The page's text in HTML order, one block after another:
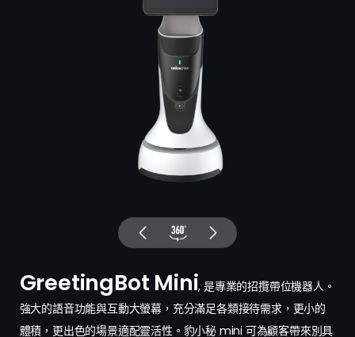
GreetingBot Mini, 是專業的招攬帶位機器人。
強大的語音功能與互動大螢幕，充分滿足各類接待需求，更小的
體積，更出色的場景適配靈活性。豹小秘 mini 可為顧客帶來別具